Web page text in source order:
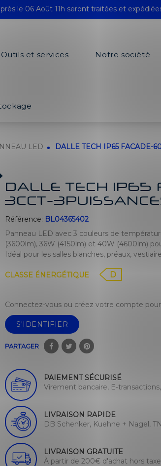
le 06 Août 11h seront traitées et
Outils et services Notre société
LED DALLE TECH IP65 FACADE-
DALLE TECH
3CCT-
Référence: BL04365402
Panneau LED avec 3 couleurs de
(3600lm), 36W (4150lm) et 40W (4600lm)
Idéal pour les salles blanches, préaux,
CLASSE ÉNERGÉTIQUE D
Connectez-vous ou créez votre compte
S'IDENTIFIER
PARTAGER
PAIEMENT SÉCURISÉ
Virement bancaire, E-
LIVRAISON RAPIDE
DB Schenker, Kuehne + Nagel,
LIVRAISON GRATUITE
À partir de 200€ d'achat hors